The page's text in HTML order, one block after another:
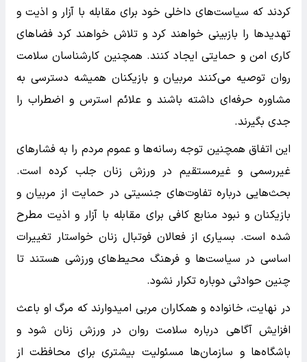
کردند که سیاست‌های داخلی خود برای مقابله با آزار و اذیت و
تهدیدها را بازبینی خواهند کرد و تلاش خواهند کرد فضاهای
کاری امن و حمایتی ایجاد کنند. همچنین کارشناسان سلامت
روان توصیه می‌کنند مربیان و بازیکنان همیشه دسترسی به
مشاوره حرفه‌ای داشته باشند و علائم استرس و اضطراب را
جدی بگیرند.
این اتفاق همچنین توجه رسانه‌ها و عموم مردم را به فشارهای
غیررسمی و غیرمستقیم در ورزش زنان جلب کرده است.
بحث‌هایی درباره تفاوت‌های جنسیتی در حمایت از مربیان و
بازیکنان و نبود منابع کافی برای مقابله با آزار و اذیت مطرح
شده است. بسیاری از فعالان فوتبال زنان خواستار تغییرات
اساسی در سیاست‌ها و فرهنگ محیط‌های ورزشی هستند تا
چنین حوادثی دوباره تکرار نشود.
در نهایت، خانواده و همکاران مربی امیدوارند که مرگ او باعث
افزایش آگاهی درباره سلامت روان در ورزش زنان شود و
باشگاه‌ها و سازمان‌ها مسئولیت بیشتری برای محافظت از